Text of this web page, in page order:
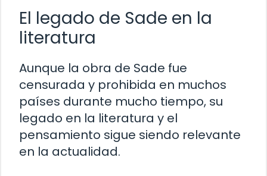
El legado de Sade en la
literatura
Aunque la obra de Sade fue
censurada y prohibida en muchos
países durante mucho tiempo, su
legado en la literatura y el
pensamiento sigue siendo relevante
en la actualidad.